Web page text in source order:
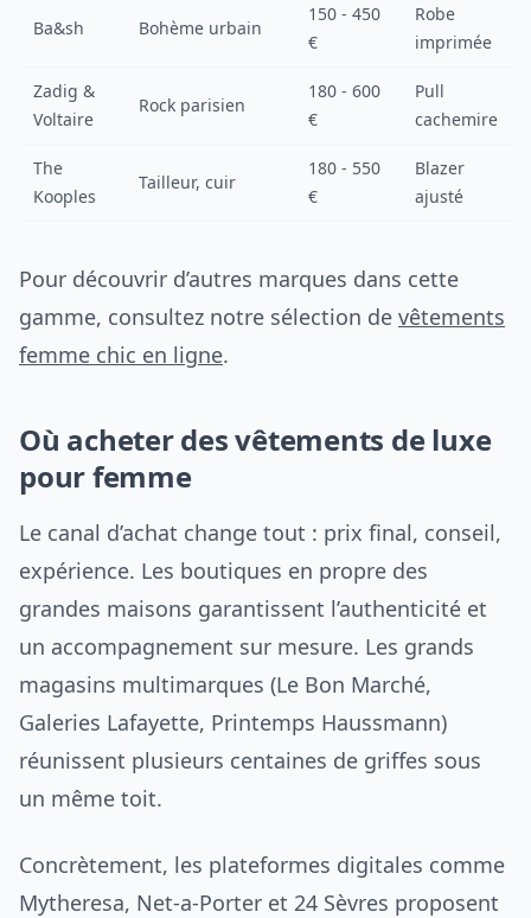
Ba&sh Bohème urbain
150 - 450
€
Robe
imprimée
Zadig &
Voltaire
Rock parisien
180 - 600
€
Pull
cachemire
The
Kooples
Tailleur, cuir
180 - 550
€
Blazer
ajusté
Pour découvrir d’autres marques dans cette
gamme, consultez notre sélection de vêtements
femme chic en ligne.
Où acheter des vêtements de luxe
pour femme
Le canal d’achat change tout : prix final, conseil,
expérience. Les boutiques en propre des
grandes maisons garantissent l’authenticité et
un accompagnement sur mesure. Les grands
magasins multimarques (Le Bon Marché,
Galeries Lafayette, Printemps Haussmann)
réunissent plusieurs centaines de griffes sous
un même toit.
Concrètement, les plateformes digitales comme
Mytheresa, Net-a-Porter et 24 Sèvres proposent